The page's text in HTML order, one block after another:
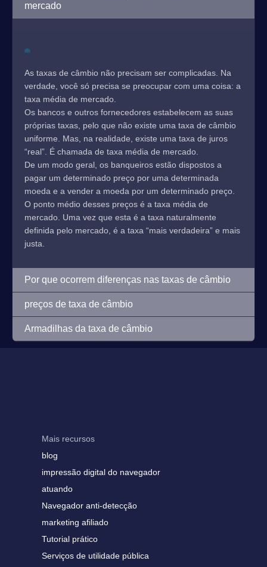
mercado
As taxas de câmbio não precisam ser complicadas. Na
verdade, você só precisa se preocupar com uma coisa: a
taxa média de mercado.
Os bancos e outros fornecedores estabelecem as suas
próprias taxas, pelo que não existe uma taxa de câmbio
uniforme. Mas, na realidade, existe uma taxa de juros
“real”. É chamada de taxa média de mercado.
De um modo geral, os banqueiros estão dispostos a
pagar um determinado preço por uma determinada
moeda e a vender a moeda por um determinado preço.
O ponto médio desses preços é a taxa média de
mercado. Uma vez que esta é a taxa naturalmente
definida pelo mercado, é a taxa “mais verdadeira” e mais
justa.
Por que ocorrem diferenças nas taxas de câmbio
preços de taxa de câmbio
Armadilhas da taxa de câmbio
Mais recursos
blog
impressão digital do navegador
atuando
Navegador anti-detecção
marketing afiliado
Tutorial prático
Serviços de utilidade pública